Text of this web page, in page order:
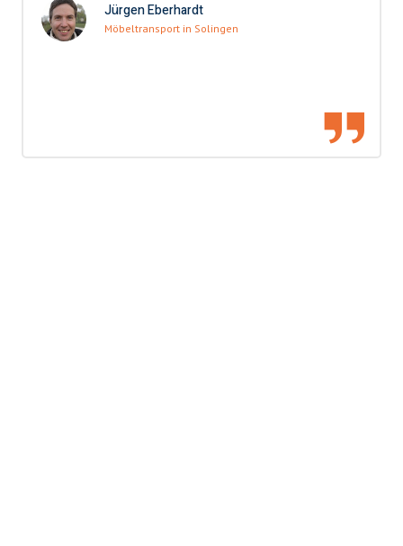
Jürgen Eberhardt
Möbeltransport in Solingen